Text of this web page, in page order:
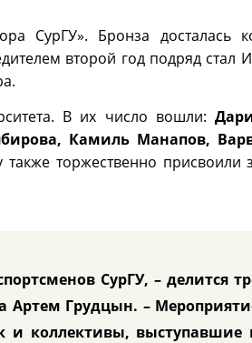
СурГУ». Бронза досталась
второй год подряд стал
В их число вошли:
Камиль Манапов,
также торжественно присвоили
СурГУ, – делится
Артем Грудцын. –
и коллективы, выступавшие